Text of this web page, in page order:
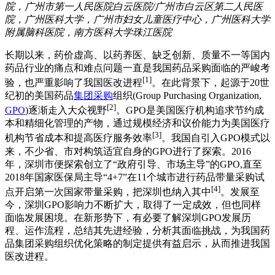
院，广州市第一人民医院白云医院/广州市白云区第二人民医
院，广州医科大学，广州市妇女儿童医疗中心，广州医科大学
附属脑科医院，南方医科大学珠江医院
长期以来，药价虚高、以药养医、缺乏创新、质量不一等国内
药品行业的痛点和难点问题一直是我国药品采购面临的严峻考
验，也严重影响了我国医改进程[1]。在此背景下，起源于20世
纪初的美国药品集团采购组织(Group Purchasing Organization,
GPO)逐渐走入大众视野[2]。GPO是美国医疗机构追求节约成
本和精细化管理的产物，通过规模经济和议价能力为美国医疗
机构节省成本和提高医疗服务效率[3]。我国自引入GPO模式以
来，不少省、市对构筑适宜自身的GPO进行了探索。2016
年，深圳市便探索创立了“政府引导、市场主导”的GPO,直至
2018年国家医保局主导“4+7”在11个城市进行药品带量采购试
点开启第一次国家带量采购，把深圳也纳入其中 [4]。发展至
今，深圳GPO影响力不断扩大，取得了一定成效，但也同样
面临发展困境。在新形势下，有必要了解深圳GPO发展历
程、运作流程，总结其先进经验，分析其面临挑战，为我国药
品集团采购组织优化策略的制定提供有益启示，从而推进我国
医改进程。